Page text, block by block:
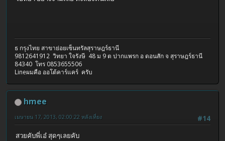
ธ กรุงไทย สาขาย่อยเซ็นทรัลสุราษฎร์ธานี
9812641912 วิทยา ใจรังษี 48 ม 9 ต ปากแพรก อ ดอนสัก จ สุราษฎร์ธานี
84340 โทร 0853655506
Lineผมคือ ออโต้คาร์แคร์ ครับ
hmee
#14
เมษายน 17, 2013, 02:00:22 หลังเที่ยง
สวยคับพี่เอ๋ สุดๆเลยคับ